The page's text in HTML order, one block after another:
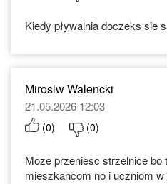
Kiedy pływalnia doczeks sie
Miroslw Walencki
21.05.2026 12:03
(0) (0)
Moze przeniesc strzelnice
mieszkancom no i uczniom